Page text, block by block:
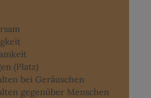
(Platz)
bei Geräuschen
gegenüber Menschen